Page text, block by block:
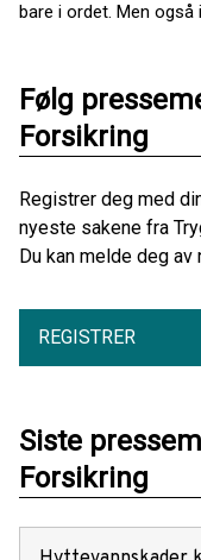
bare i ordet. Men også
Følg
Forsikring
Registrer deg med
nyeste sakene fra
Du kan melde deg av
REGISTRER
Siste
Forsikring